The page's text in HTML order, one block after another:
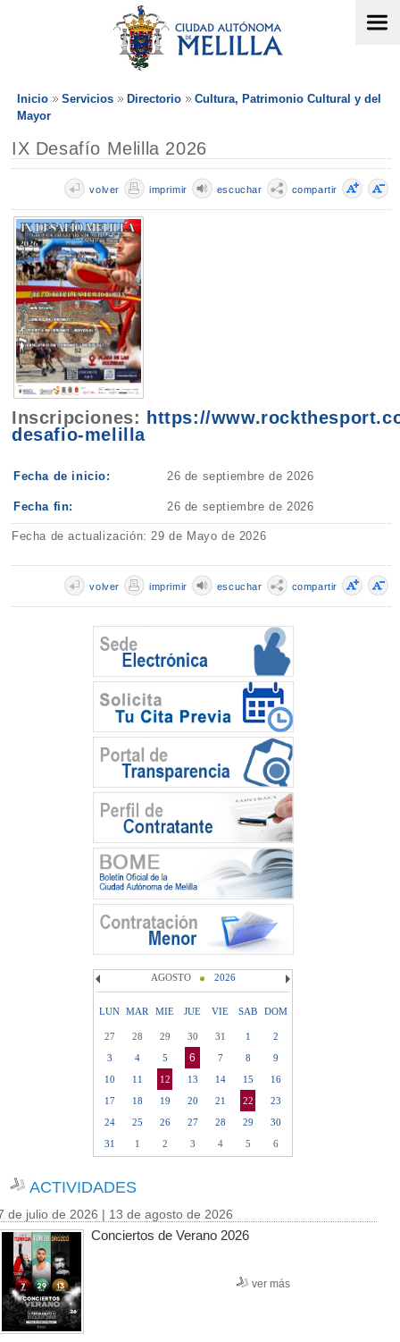
Inicio Servicios Directorio
Cultura, Patrimonio Cultural y del
Mayor
IX Desafío Melilla 2026
compartir
escuchar
imprimir
volver
Inscripciones: https://
desafio-melilla
Fecha de inicio: 26 de septiembre de 2026
Fecha fin: 26 de septiembre de 2026
Fecha de actualización: 29 de Mayo de 2026
compartir
escuchar
imprimir
volver
AGOSTO 2026
LUN MAR MIE JUE VIE SAB DOM
27 28 29 30 31 1
2
3
4 5 6 7 8
9
10
11 12 13 14 15
16
17
18 19 20 21 22
23
24
25 26 27 28 29
30
31
1 2 3 4 5 6
ACTIVIDADES
de julio de 2026 | 13 de agosto de 2026
Conciertos de Verano 2026
ver más